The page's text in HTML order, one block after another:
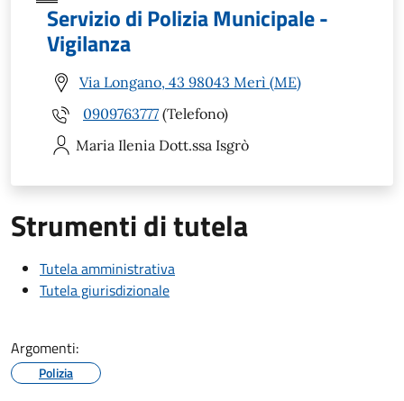
Servizio di Polizia Municipale -
Vigilanza
Via Longano, 43 98043 Merì (ME)
0909763777 (Telefono)
Maria Ilenia Dott.ssa Isgrò
Strumenti di tutela
Tutela amministrativa
Tutela giurisdizionale
Argomenti:
Polizia